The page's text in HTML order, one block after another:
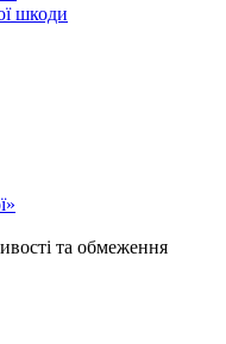
шкоди
та обмеження